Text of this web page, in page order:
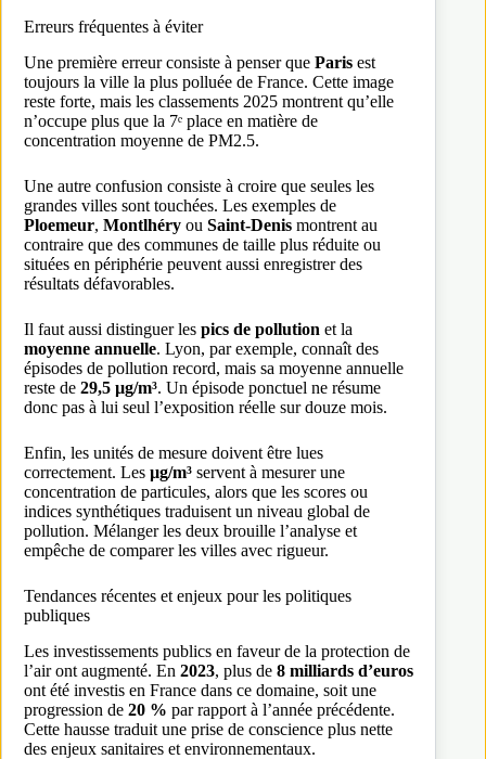
Erreurs fréquentes à éviter
Une première erreur consiste à penser que Paris est
toujours la ville la plus polluée de France. Cette image
reste forte, mais les classements 2025 montrent qu’elle
n’occupe plus que la 7ᵉ place en matière de
concentration moyenne de PM2.5.
Une autre confusion consiste à croire que seules les
grandes villes sont touchées. Les exemples de
Ploemeur, Montlhéry ou Saint-Denis montrent au
contraire que des communes de taille plus réduite ou
situées en périphérie peuvent aussi enregistrer des
résultats défavorables.
Il faut aussi distinguer les pics de pollution et la
moyenne annuelle. Lyon, par exemple, connaît des
épisodes de pollution record, mais sa moyenne annuelle
reste de 29,5 µg/m³. Un épisode ponctuel ne résume
donc pas à lui seul l’exposition réelle sur douze mois.
Enfin, les unités de mesure doivent être lues
correctement. Les µg/m³ servent à mesurer une
concentration de particules, alors que les scores ou
indices synthétiques traduisent un niveau global de
pollution. Mélanger les deux brouille l’analyse et
empêche de comparer les villes avec rigueur.
Tendances récentes et enjeux pour les politiques
publiques
Les investissements publics en faveur de la protection de
l’air ont augmenté. En 2023, plus de 8 milliards d’euros
ont été investis en France dans ce domaine, soit une
progression de 20 % par rapport à l’année précédente.
Cette hausse traduit une prise de conscience plus nette
des enjeux sanitaires et environnementaux.